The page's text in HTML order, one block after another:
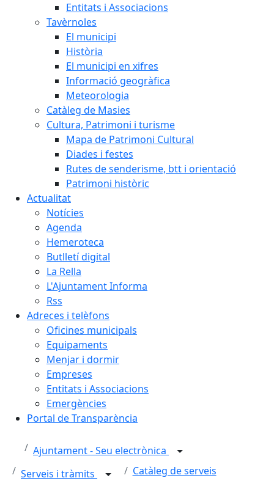
Entitats i Associacions
Tavèrnoles
El municipi
Història
El municipi en xifres
Informació geogràfica
Meteorologia
Catàleg de Masies
Cultura, Patrimoni i turisme
Mapa de Patrimoni Cultural
Diades i festes
Rutes de senderisme, btt i orientació
Patrimoni històric
Actualitat
Notícies
Agenda
Hemeroteca
Butlletí digital
La Rella
L'Ajuntament Informa
Rss
Adreces i telèfons
Oficines municipals
Equipaments
Menjar i dormir
Empreses
Entitats i Associacions
Emergències
Portal de Transparència
Ajuntament - Seu electrònica
Serveis i tràmits
Catàleg de serveis